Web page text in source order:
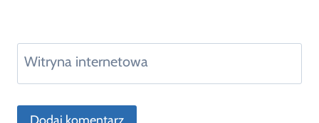
Witryna internetowa